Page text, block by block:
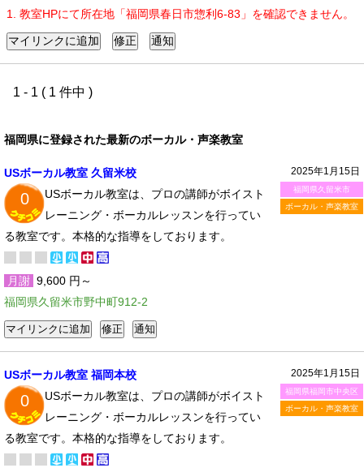
1. 教室HPにて所在地「福岡県春日市惣利6-83」を確認できません。
1 - 1 ( 1 件中 )
福岡県に登録された最新のボーカル・声楽教室
2025年1月15日
福岡県久留米市
ボーカル・声楽教室
USボーカル教室 久留米校
0
USボーカル教室は、プロの講師がボイスト
レーニング・ボーカルレッスンを行ってい
る教室です。本格的な指導をしております。
月謝 9,600 円～
福岡県久留米市野中町912-2
2025年1月15日
福岡県福岡市中央区
ボーカル・声楽教室
USボーカル教室 福岡本校
0
USボーカル教室は、プロの講師がボイスト
レーニング・ボーカルレッスンを行ってい
る教室です。本格的な指導をしております。